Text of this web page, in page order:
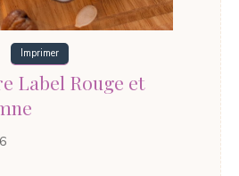
Imprimer
Label Rouge et
6